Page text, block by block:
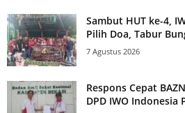
Sambut HUT ke-4,
Pilih Doa, Tabur
7 Agustus 2026
Respons Cepat
DPD IWO Indonesia